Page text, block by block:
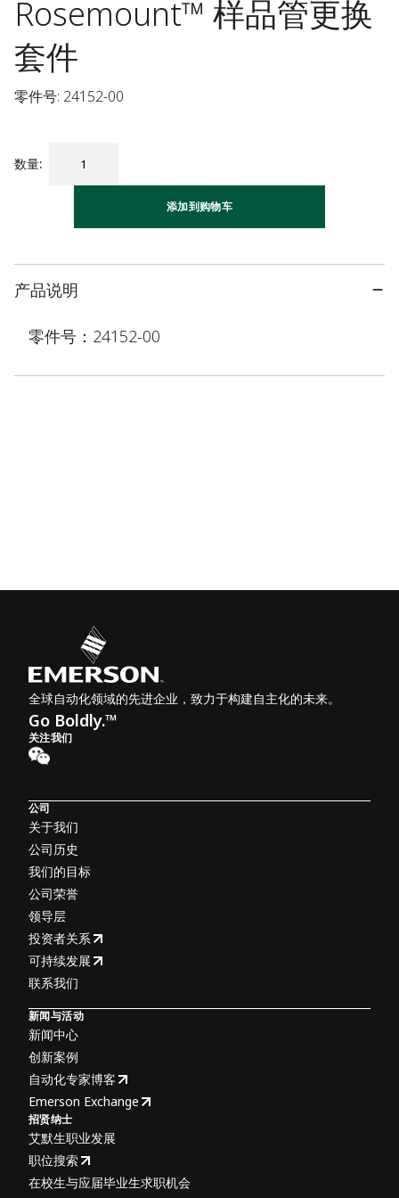
Rosemount™ 样品管更换
套件
零件号: 24152-00
数量:
添加到购物车
产品说明
零件号：24152-00
全球自动化领域的先进企业，致力于构建自主化的未来。
Go Boldly.™
关注我们
公司
关于我们
公司历史
我们的目标
公司荣誉
领导层
投资者关系
可持续发展
联系我们
新闻与活动
新闻中心
创新案例
自动化专家博客
Emerson Exchange
招贤纳士
艾默生职业发展
职位搜索
在校生与应届毕业生求职机会